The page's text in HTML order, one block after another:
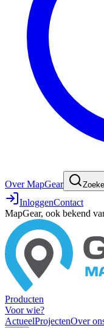
Over MapGear
InloggenContact
MapGear, ook bekend
Producten
Voor wie?
ActueelProjectenOver